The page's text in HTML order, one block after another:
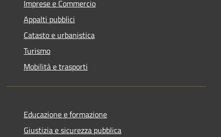
Imprese e Commercio
Appalti pubblici
Catasto e urbanistica
Turismo
Mobilità e trasporti
Educazione e formazione
Giustizia e sicurezza pubblica